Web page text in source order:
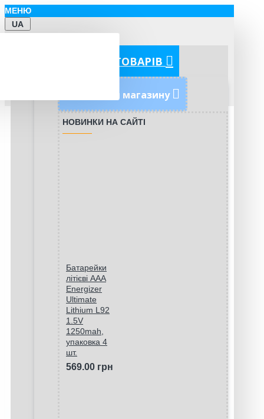
МЕНЮ
UA
КАТЕГОРІЇ ТОВАРІВ
Новинки магазину
НОВИНКИ НА САЙТІ
Батарейки
літієві ААA
Energizer
Ultimate
Lithium L92
1.5V
1250mah,
упаковка 4
шт.
569.00 грн